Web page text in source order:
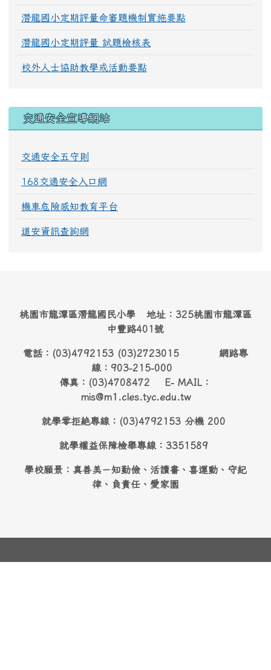
潛龍國小定期評量命審題機制實施要點
潛龍國小定期評量 試題檢核表
校外人士協助教學或活動要點
交通安全宣導網站
交通安全五守則
168交通安全入口網
機車危險感知教育平台
道安資訊查詢網
桃園市龍潭區潛龍國民小學 地址：325桃園市龍潭區
中豐路401號
電話：(03)4792153 (03)2723015 網路專
線：903-215-000
傳真：(03)4708472 E- MAIL：
mis@m1.cles.tyc.edu.tw
就學零拒絶專線：(03)4792153 分機 200
就學權益保障檢舉專線：3351589
學校願景：真善美－知勤儉、活讀書、喜運動、守紀
律、負責任、愛家園